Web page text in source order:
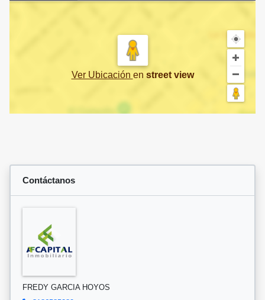
Ver Ubicación en street view
Contáctanos
FREDY GARCIA HOYOS